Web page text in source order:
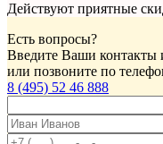
Действуют приятные
Есть вопросы?
Введите Ваши контакты
или позвоните по
8 (495) 52 46 888